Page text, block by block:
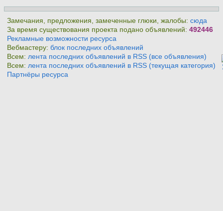
Замечания, предложения, замеченные глюки, жалобы:сюда
За время существования проекта подано объявлений:492446
Рекламные возможности ресурса
Вебмастеру:блок последних объявлений
Всем: лента последних объявлений в RSS (все объявления)
Всем: лента последних объявлений в RSS (текущая категория)
Партнёры ресурса